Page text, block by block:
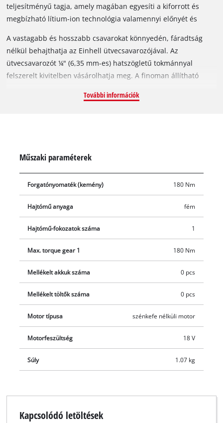
teljesítményű tagja, amely magában egyesíti a kiforrott és
megbízható lítium-ion technológia valamennyi előnyét és
akkumulátorát és töltőjét használhatja az Einhell TP-CI 18 Li
Brushless-Solo készülékéhez. A szénkefe nélküli motor
nagyobb teljesítményt és hosszabb élettartamot szavatol, mint
a szénkefével felszerelt társaik. Ha az akkumulátoros
ütvecsavarozóval dolgozik, akkor nem kell a súrlódásból eredő
A vastagabb és hosszabb csavarokat könnyedén, fáradtság
nélkül behajthatja az Einhell ütvecsavarozójával. Az
ütvecsavarozót ¼" (6,35 mm-es) hatszögletű tokmánnyal
felszerelt kivitelben vásárolhatja meg. A finoman állítható
megmunkálandó anyag tulajdonságaihoz igazíthatja; így sem a
energiát vesz igénybe. Az ergonomikus Softgrip felület
kényelmes és biztos tartást garantál. A gyári csomagolás nem
tartalmazza az akkumulátort és a töltőt. A Power X-Change
További információk
Műszaki paraméterek
Forgatónyomaték (kemény) 180 Nm
Hajtómű anyaga fém
Hajtómű-fokozatok száma 1
Max. torque gear 1 180 Nm
Mellékelt akkuk száma 0 pcs
Mellékelt töltők száma 0 pcs
Motor típusa szénkefe nélküli motor
Motorfeszültség 18 V
Súly 1.07 kg
Kapcsolódó letöltések